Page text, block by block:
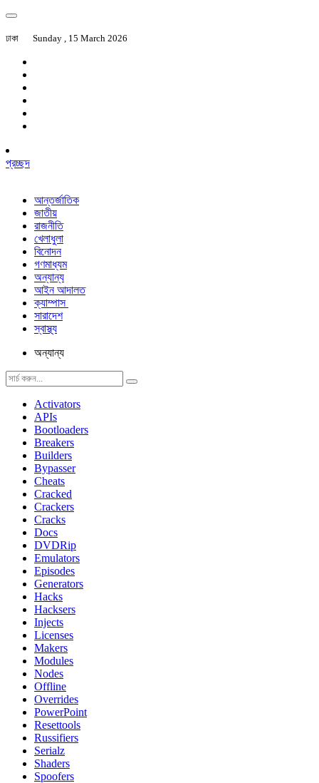
ঢাকা Sunday , 15 March 2026
প্রচ্ছদ
আন্তর্জাতিক
জাতীয়
রাজনীতি
খেলাধুলা
বিনোদন
গণমাধ্যম
অন্যান্য
আইন আদালত
ক্যাম্পাস
সারাদেশ
স্বাস্থ্য
অন্যান্য
Activators
APIs
Bootloaders
Breakers
Builders
Bypasser
Cheats
Cracked
Crackers
Cracks
Docs
DVDRip
Emulators
Episodes
Generators
Hacks
Hacksers
Injects
Licenses
Makers
Modules
Nodes
Offline
Overrides
PowerPoint
Resettools
Russifiers
Serialz
Shaders
Spoofers